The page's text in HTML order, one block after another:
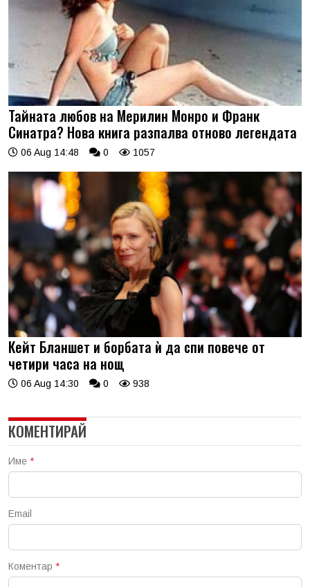
Тайната любов на Мерилин Монро и Франк
Синатра? Нова книга разпалва отново легендата
06 Aug 14:48 0 1057
Кейт Бланшет и борбата ѝ да спи повече от
четири часа на нощ
06 Aug 14:30 0 938
КОМЕНТИРАЙ
Име *
Email
Коментар *